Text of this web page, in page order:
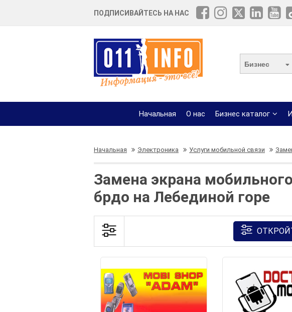
ПОДПИСИВАЙТЕСЬ НА НАС
Бизнес
Начальная О нас Бизнес каталог
Начальная Электроника Услуги мобильной связи
Замена экрана
брдо на Лебединой горе